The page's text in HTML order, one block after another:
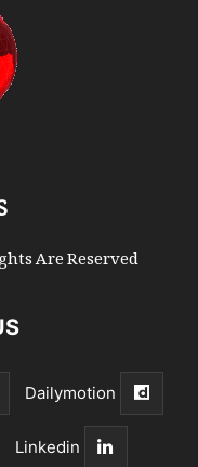
Are Reserved
Dailymotion
Linkedin